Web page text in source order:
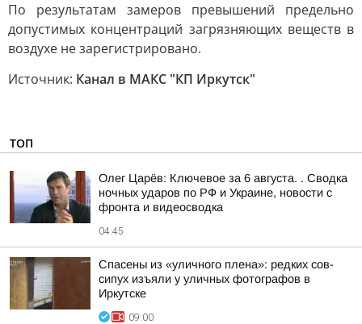
По результатам замеров превышений предельно
допустимых концентраций загрязняющих веществ в
воздухе не зарегистрировано.
Источник: Канал в МАКС "КП Иркутск"
ТОП
Олег Царёв: Ключевое за 6 августа. . Сводка
ночных ударов по РФ и Украине, новости с
фронта и видеосводка
04:45
Спасены из «уличного плена»: редких сов-
сипух изъяли у уличных фотографов в
Иркутске
09:00